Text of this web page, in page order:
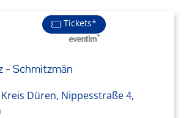
Tickets*
- Schmitzmän
Düren, Nippesstraße 4,